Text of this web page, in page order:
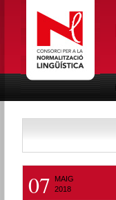
07
MAIG
2018